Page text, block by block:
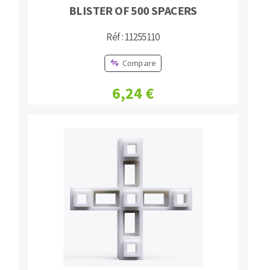
BLISTER OF 500 SPACERS
Réf : 11255110
Compare
6,24 €